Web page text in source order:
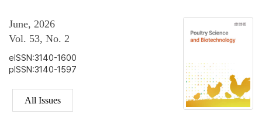
June, 2026
Vol. 53, No. 2
eISSN:3140-1600
pISSN:3140-1597
All Issues